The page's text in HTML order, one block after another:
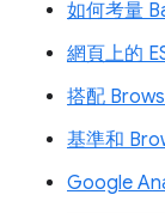
如何考量
網頁上的
搭配
基準和
Google